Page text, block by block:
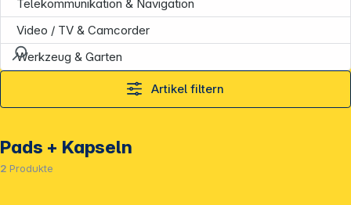
Telekommunikation & Navigation
Video / TV & Camcorder
Werkzeug & Garten
Artikel filtern
Pads + Kapseln
2 Produkte